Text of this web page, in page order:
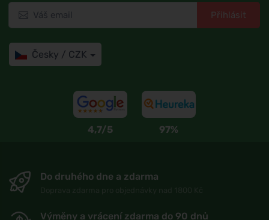
Přihlásit
Česky / CZK
4,7/5 97%
Do druhého dne a zdarma
Výměny a vrácení zdarma do 90 dnů